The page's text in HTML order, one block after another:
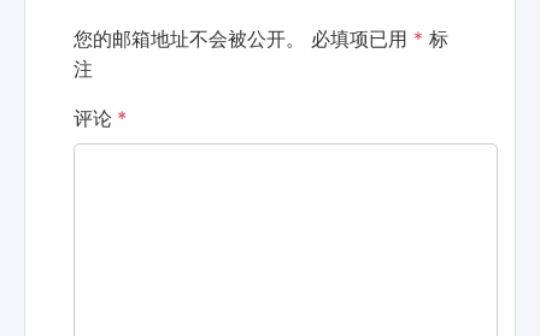
您的邮箱地址不会被公开。 必填项已用 * 标
注
评论 *